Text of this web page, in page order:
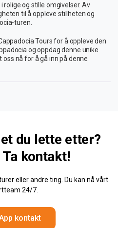
rolige og stille omgivelser. Av
til å oppleve stillheten og
turen.
Tours for å oppleve den
og oppdag denne unike
nå for å gå inn på denne
du lette etter?
Ta kontakt!
eller andre ting. Du kan nå vårt
24/7.
kontakt